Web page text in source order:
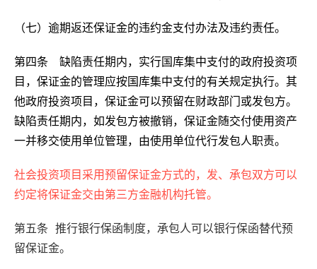
（七）逾期返还保证金的违约金支付办法及违约责任。
第四条 缺陷责任期内，实行国库集中支付的政府投资项
目，保证金的管理应按国库集中支付的有关规定执行。其
他政府投资项目，保证金可以预留在财政部门或发包方。
缺陷责任期内，如发包方被撤销，保证金随交付使用资产
一并移交使用单位管理，由使用单位代行发包人职责。
社会投资项目采用预留保证金方式的，发、承包双方可以
约定将保证金交由第三方金融机构托管。
第五条 推行银行保函制度，承包人可以银行保函替代预
留保证金。